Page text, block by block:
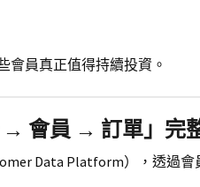
會員真正值得持續投資。
→ 會員 → 訂單」完
Data Platform），透過